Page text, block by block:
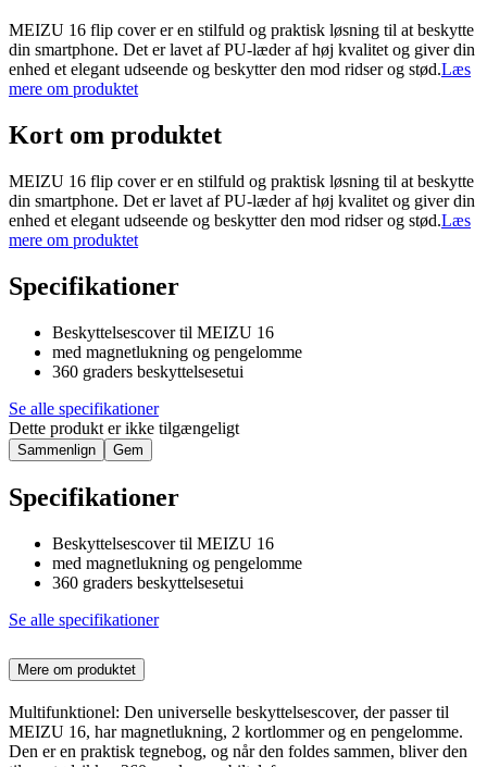
MEIZU 16 flip cover er en stilfuld og praktisk løsning til at beskytte
din smartphone. Det er lavet af PU-læder af høj kvalitet og giver din
enhed et elegant udseende og beskytter den mod ridser og stød.Læs
mere om produktet
Kort om produktet
MEIZU 16 flip cover er en stilfuld og praktisk løsning til at beskytte
din smartphone. Det er lavet af PU-læder af høj kvalitet og giver din
enhed et elegant udseende og beskytter den mod ridser og stød.Læs
mere om produktet
Specifikationer
Beskyttelsescover til MEIZU 16
med magnetlukning og pengelomme
360 graders beskyttelsesetui
Se alle specifikationer
Dette produkt er ikke tilgængeligt
Sammenlign Gem
Specifikationer
Beskyttelsescover til MEIZU 16
med magnetlukning og pengelomme
360 graders beskyttelsesetui
Se alle specifikationer
Mere om produktet
Multifunktionel: Den universelle beskyttelsescover, der passer til
MEIZU 16, har magnetlukning, 2 kortlommer og en pengelomme.
Den er en praktisk tegnebog, og når den foldes sammen, bliver den